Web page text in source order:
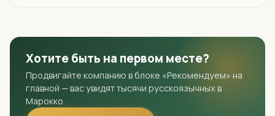
Хотите быть на первом месте?
Продвигайте компанию в блоке «Рекомендуем» на
главной — вас увидят тысячи русскоязычных в
Марокко.